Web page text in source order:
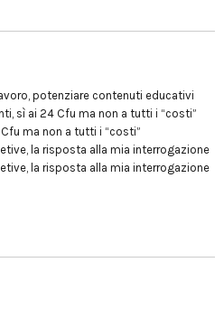
potenziare contenuti educativi
sì ai 24 Cfu ma non a tutti i “costi”
ma non a tutti i “costi”
la risposta alla mia interrogazione
la risposta alla mia interrogazione